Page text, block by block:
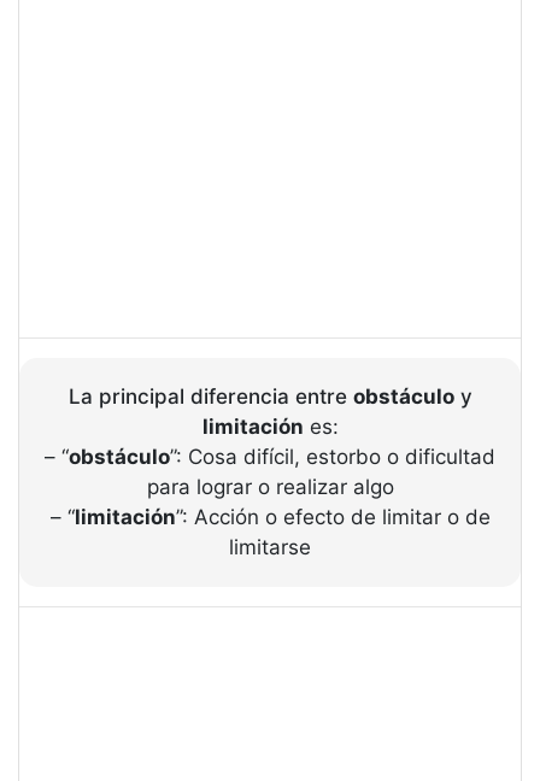
La principal diferencia entre obstáculoy
limitación es:
– “obstáculo”: Cosa difícil, estorbo o dificultad
para lograr o realizar algo
– “limitación”: Acción o efecto de limitar o de
limitarse